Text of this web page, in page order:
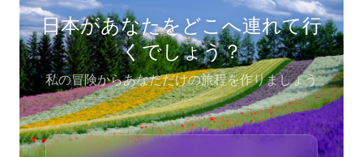
日本があなたをどこへ連れて行
くでしょう？
私の冒険からあなただけの旅程を作りましょう